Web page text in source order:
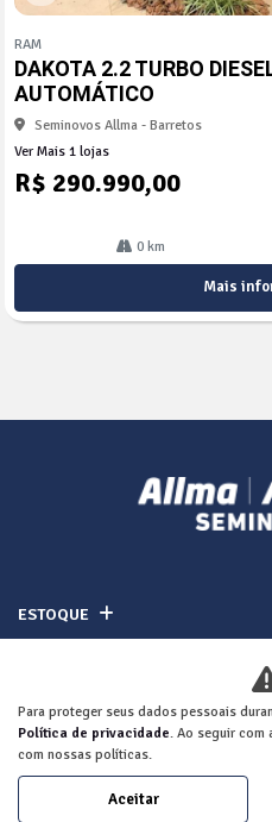
Co
arti
lhe
RAM
DAKOTA 2.2 TURBO
AUTOMÁTICO
Seminovos Allma - Barretos
Ver Mais 1 lojas
R$ 290.990,00
0 km
Mais
ESTOQUE
POLÍTICA DE PRIVACIDADE
ALLMA NOBRE
Para proteger seus dados pessoais
Política de privacidade. Ao seguir com
com nossas políticas.
Aceitar